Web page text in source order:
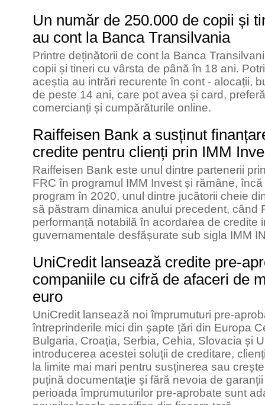
Un număr de 250.000 de copii și
au cont la Banca Transilvania
Printre deținătorii de cont la Banca
copii și tineri cu vârsta de până în 18 ani.
aceștia au intrări recurente în cont - alocații,
de peste 14 ani, care pot avea și card,
comercianți și cumpărăturile online.
Raiffeisen Bank a susținut
credite pentru clienți prin IMM
Raiffeisen Bank este unul dintre partenerii
FRC în programul IMM Invest și rămâne,
program în 2020, unul dintre jucătorii cheie
să păstram dinamica anului precedent, când
performanță notabilă în acordarea de credite
guvernamentale desfășurate sub sigla IMM
UniCredit lansează credite pre-
companiile cu cifră de afaceri de
euro
UniCredit lansează noi împrumuturi pre-
întreprinderile mici din șapte țări din Europa
Bulgaria, Croația, Serbia, Cehia, Slovacia și
introducerea acestei soluții de creditare,
la limite mai mari pentru susținerea sau
puțină documentație și fără nevoia de
perioada împrumuturilor pre-aprobate sunt